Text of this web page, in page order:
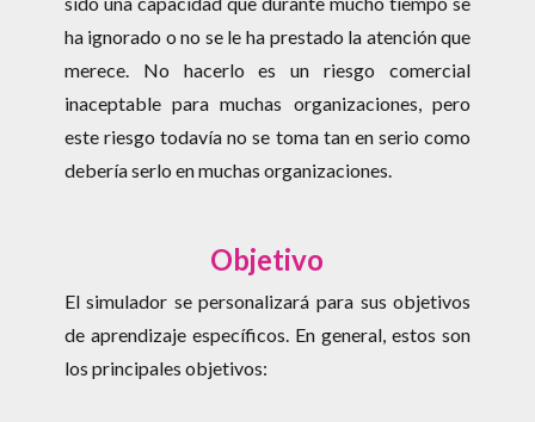
ha ignorado o no se le ha prestado la atención que
merece. No hacerlo es un riesgo comercial
inaceptable para muchas organizaciones, pero
este riesgo todavía no se toma tan en serio como
debería serlo en muchas organizaciones.
Objetivo
El simulador se personalizará para sus objetivos
de aprendizaje específicos. En general, estos son
los principales objetivos: